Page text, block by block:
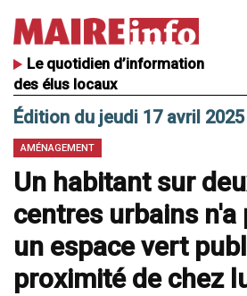
Le quotidien d’information
des élus locaux
Édition du jeudi 17 avril 2025
AMÉNAGEMENT
Un habitant sur
centres urbains n'a
un espace vert
proximité de chez